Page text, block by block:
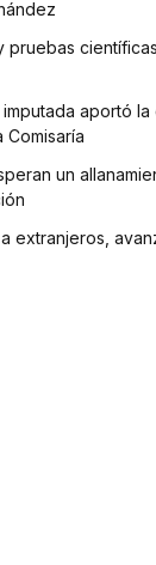
pruebas
aportó
Comisaría
un
extranjeros,